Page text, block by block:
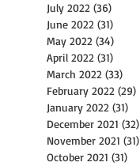
July 2022 (36)
June 2022 (31)
May 2022 (34)
April 2022 (31)
March 2022 (33)
February 2022 (29)
January 2022 (31)
December 2021 (32)
November 2021 (31)
October 2021 (31)